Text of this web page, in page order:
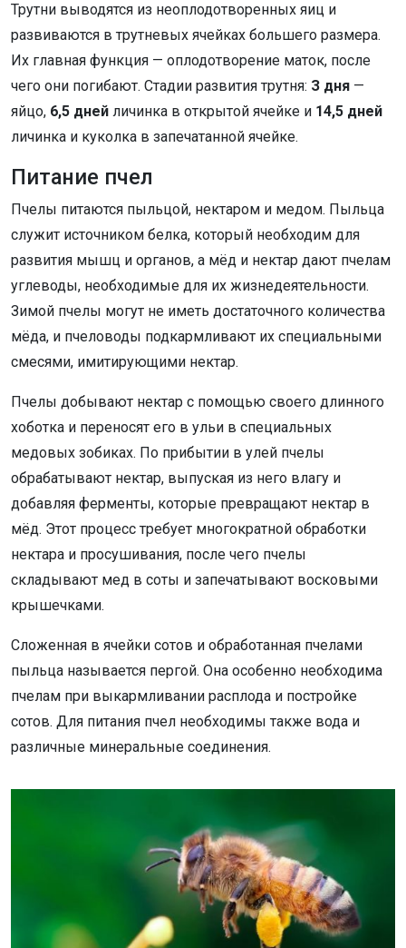
Трутни выводятся из неоплодотворенных яиц и
развиваются в трутневых ячейках большего размера.
Их главная функция — оплодотворение маток, после
чего они погибают. Стадии развития трутня: З дня —
яйцо, 6,5 дней личинка в открытой ячейке и 14,5 дней
личинка и куколка в запечатанной ячейке.
Питание пчел
Пчелы питаются пыльцой, нектаром и медом. Пыльца
служит источником белка, который необходим для
развития мышц и органов, а мёд и нектар дают пчелам
углеводы, необходимые для их жизнедеятельности.
Зимой пчелы могут не иметь достаточного количества
мёда, и пчеловоды подкармливают их специальными
смесями, имитирующими нектар.
Пчелы добывают нектар с помощью своего длинного
хоботка и переносят его в ульи в специальных
медовых зобиках. По прибытии в улей пчелы
обрабатывают нектар, выпуская из него влагу и
добавляя ферменты, которые превращают нектар в
мёд. Этот процесс требует многократной обработки
нектара и просушивания, после чего пчелы
складывают мед в соты и запечатывают восковыми
крышечками.
Сложенная в ячейки сотов и обработанная пчелами
пыльца называется пергой. Она особенно необходима
пчелам при выкармливании расплода и постройке
сотов. Для питания пчел необходимы также вода и
различные минеральные соединения.